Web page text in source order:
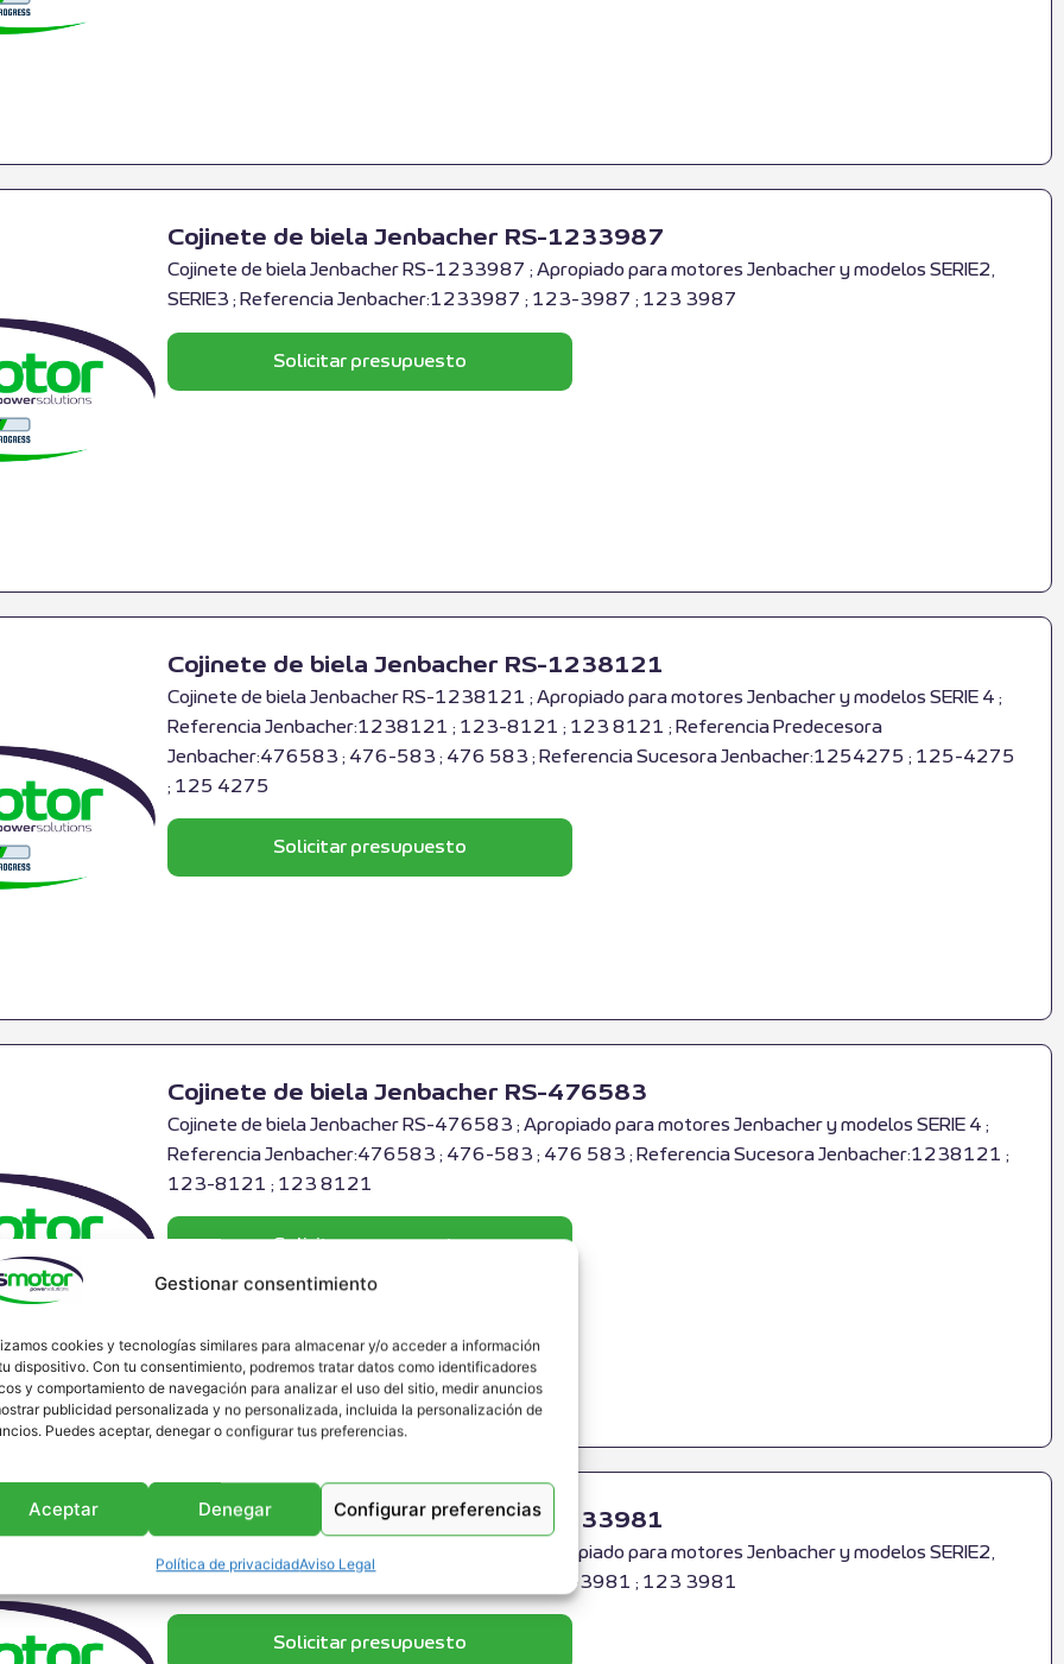
Gestionar consentimiento
cookies y tecnologías similares para almacenar y/o acceder a información
dispositivo. Con tu consentimiento, podremos tratar datos como identificadores
y comportamiento de navegación para analizar el uso del sitio, medir anuncios
publicidad personalizada y no personalizada, incluida la personalización de
Puedes aceptar, denegar o configurar tus preferencias.
Aceptar Denegar Configurar preferencias
Política de privacidadAviso Legal
Cojinete de biela Jenbacher RS-1233987
Cojinete de biela Jenbacher RS-1233987 ; Apropiado para motores Jenbacher y modelos SERIE2,
SERIE3 ; Referencia Jenbacher:1233987 ; 123-3987 ; 123 3987
Solicitar presupuesto
Cojinete de biela Jenbacher RS-1238121
Cojinete de biela Jenbacher RS-1238121 ; Apropiado para motores Jenbacher y modelos SERIE 4 ;
Referencia Jenbacher:1238121 ; 123-8121 ; 123 8121 ; Referencia Predecesora
Jenbacher:476583 ; 476-583 ; 476 583 ; Referencia Sucesora Jenbacher:1254275 ; 125-4275
; 125 4275
Solicitar presupuesto
Cojinete de biela Jenbacher RS-476583
Cojinete de biela Jenbacher RS-476583 ; Apropiado para motores Jenbacher y modelos SERIE 4 ;
Referencia Jenbacher:476583 ; 476-583 ; 476 583 ; Referencia Sucesora Jenbacher:1238121 ;
123-8121 ; 123 8121
Solicitar presupuesto
Cojinete de biela Jenbacher RS-1233981
Cojinete de biela Jenbacher RS-1233981 ; Apropiado para motores Jenbacher y modelos SERIE2,
SERIE3 ; Referencia Jenbacher:1233981 ; 123-3981 ; 123 3981
Solicitar presupuesto